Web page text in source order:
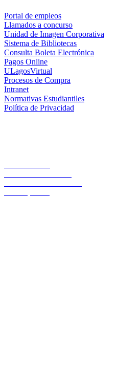
Portal de empleos
Llamados a concurso
Unidad de Imagen Corporativa
Sistema de Bibliotecas
Consulta Boleta Electrónica
Pagos Online
ULagosVirtual
Procesos de Compra
Intranet
Normativas Estudiantiles
Política de Privacidad